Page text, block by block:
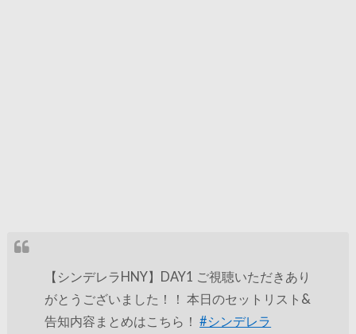
【シンデレラHNY】DAY1 ご視聴いただきあり
がとうございました！！ 本日のセットリスト&
告知内容まとめはこちら！#シンデレラ